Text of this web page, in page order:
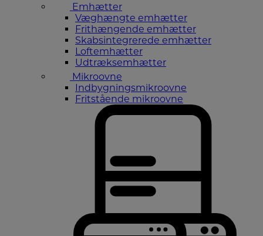
Emhætter
Væghængte emhætter
Frithængende emhætter
Skabsintegrerede emhætter
Loftemhætter
Udtræksemhætter
Mikroovne
Indbygningsmikroovne
Fritstående mikroovne